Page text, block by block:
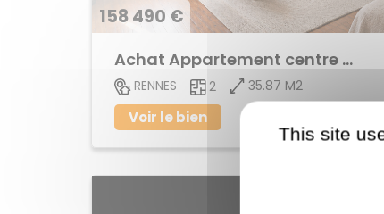
158 490 €
Achat Appartement centre ville
RENNES 2 35.87 M2
Voir le bien
This site